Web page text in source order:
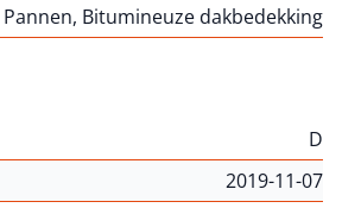
Pannen, Bitumineuze dakbedekking
D
2019-11-07